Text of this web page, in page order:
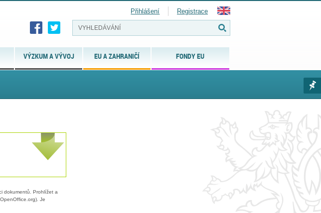
VÝZKUM A VÝVOJ EU A ZAHRANIČÍ FONDY EU
Přihlášení Registrace
dokumentů. Prohlížet a
Je